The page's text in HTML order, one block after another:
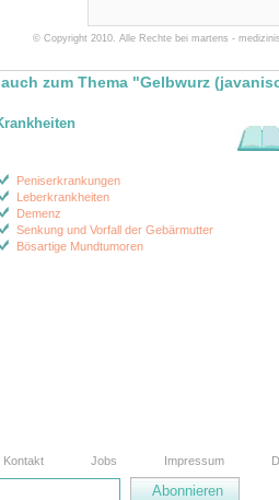
© Copyright 2010. Alle Rechte bei martens -
zum Thema "Gelbwurz
Peniserkrankungen
Leberkrankheiten
Demenz
Senkung und Vorfall der Gebärmutter
Bösartige Mundtumoren
Kontakt Jobs Impressum